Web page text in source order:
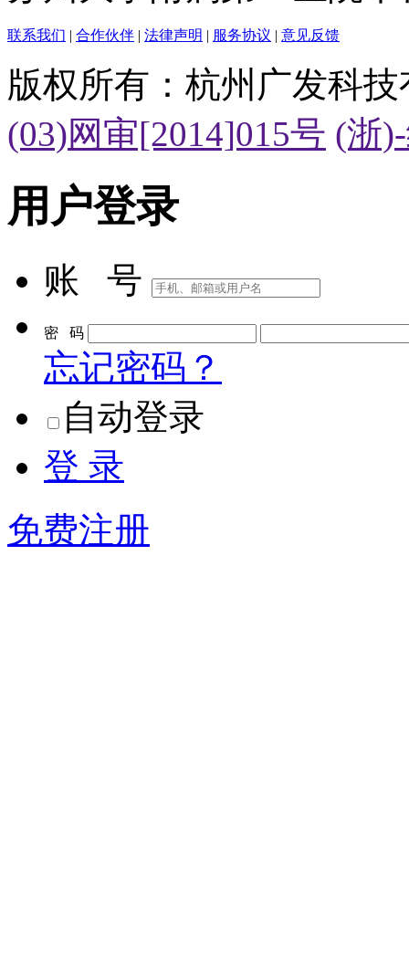
联系我们 | 合作伙伴 | 法律声明 | 服务协议 | 意见反馈
版权所有：杭州广发科
(03)网审[2014]015号 (浙
用户登录
账 号
密 码
忘记密码？
自动登录
登 录
免费注册